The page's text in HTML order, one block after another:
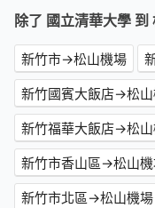
除了 國立清華大學
新竹市→松山機場
新竹國賓大飯店→松
新竹福華大飯店→松
新竹市香山區→松山
新竹市北區→松山機場